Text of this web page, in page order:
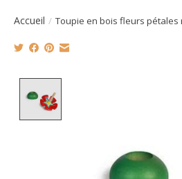
Accueil / Toupie en bois fleurs pétales